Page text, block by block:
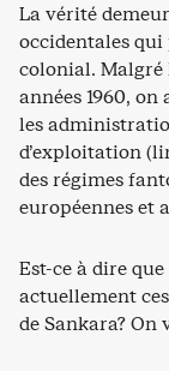
La vérité
occidentales
colonial. Malgré
années 1960,
les
d’exploitation
des régimes
européennes et
Est-ce à dire
actuellement
de Sankara? On